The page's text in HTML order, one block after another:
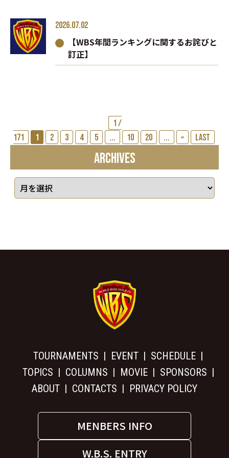
2026.07.02
【WBS年間ランキングに関するお詫びと
訂正】
1 /
171
1 2 3 4 5 ... 10 20 ... » Last
ARCHIVES
TOURNAMENTS EVENT
SCHEDULE
TOPICS
COLUMNS MOVIE
SPONSORS
ABOUT
CONTACTS PRIVACY POLICY
MENBERS INFO
W.B.S. ENTRY